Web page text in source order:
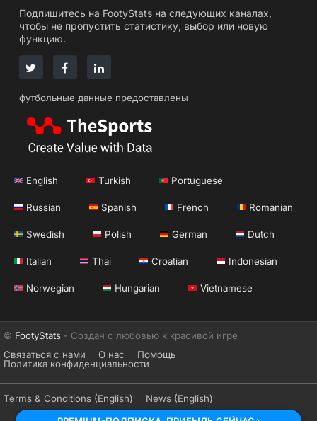
Подпишитесь на FootyStats на следующих каналах,
чтобы не пропустить статистику, выбор или новую
функцию.
футбольные данные предоставлены
English Turkish Portuguese
Russian Spanish French Romanian
Swedish Polish German Dutch
Italian Thai Croatian Indonesian
Norwegian Hungarian Vietnamese
© FootyStats - Создан с любовью к красивой игре
Связаться с нами
О нас
Помощь
Политика конфиденциальности
Terms & Conditions (English) News (English)